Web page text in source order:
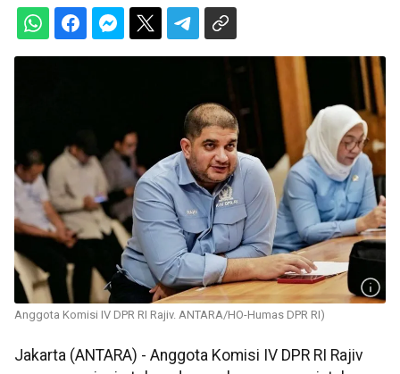
Anggota Komisi IV DPR RI Rajiv. ANTARA/HO-Humas DPR RI)
Jakarta (ANTARA) - Anggota Komisi IV DPR RI Rajiv